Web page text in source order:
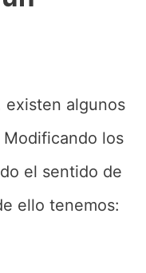
existen algunos
los
el sentido de
ello tenemos: